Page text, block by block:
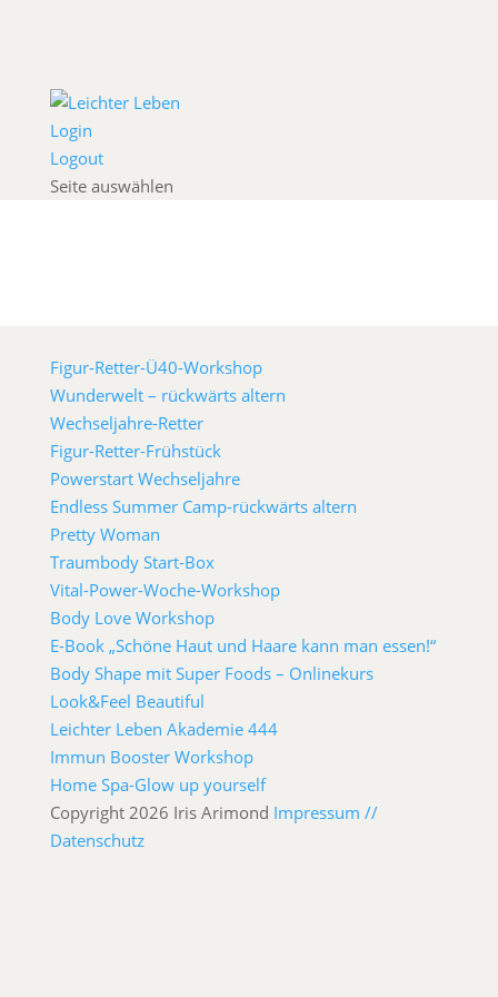
Login
Logout
Seite auswählen
Figur-Retter-Ü40-Workshop
Wunderwelt – rückwärts altern
Wechseljahre-Retter
Figur-Retter-Frühstück
Powerstart Wechseljahre
Endless Summer Camp-rückwärts altern
Pretty Woman
Traumbody Start-Box
Vital-Power-Woche-Workshop
Body Love Workshop
E-Book „Schöne Haut und Haare kann man essen!“
Body Shape mit Super Foods – Onlinekurs
Look&Feel Beautiful
Leichter Leben Akademie 444
Immun Booster Workshop
Home Spa-Glow up yourself
Copyright 2026 Iris Arimond Impressum //
Datenschutz